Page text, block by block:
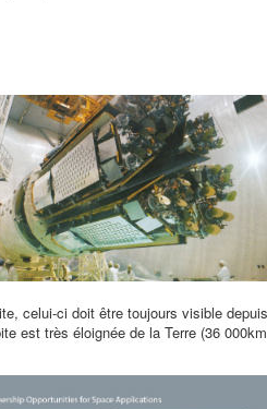
celui-ci doit être toujours visible depuis
est très éloignée de la Terre (36 000km